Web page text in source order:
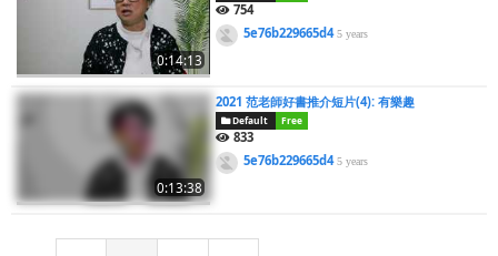
0:14:13
754
5e76b229665d45 years
0:13:38
2021 范老師好書推介短片(4): 有樂趣
Default Free
833
5e76b229665d45 years